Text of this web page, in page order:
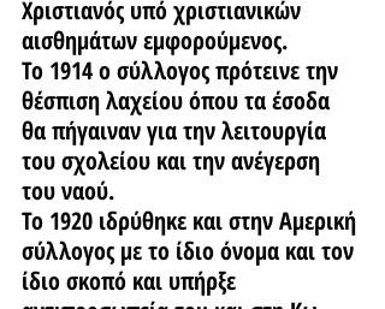
Χριστιανός υπό χριστιανικών
αισθημάτων εμφορούμενος.
Το 1914 ο σύλλογος πρότεινε την
θέσπιση λαχείου όπου τα έσοδα
θα πήγαιναν για την λειτουργία
του σχολείου και την ανέγερση
του ναού.
Το 1920 ιδρύθηκε και στην Αμερική
σύλλογος με το ίδιο όνομα και τον
ίδιο σκοπό και υπήρξε